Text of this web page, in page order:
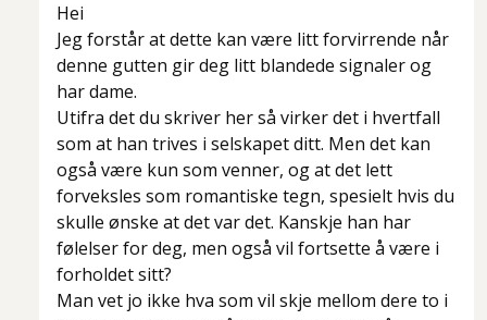
Hei
Jeg forstår at dette kan være litt forvirrende når
denne gutten gir deg litt blandede signaler og
har dame.
Utifra det du skriver her så virker det i hvertfall
som at han trives i selskapet ditt. Men det kan
også være kun som venner, og at det lett
forveksles som romantiske tegn, spesielt hvis du
skulle ønske at det var det. Kanskje han har
følelser for deg, men også vil fortsette å være i
forholdet sitt?
Man vet jo ikke hva som vil skje mellom dere to i